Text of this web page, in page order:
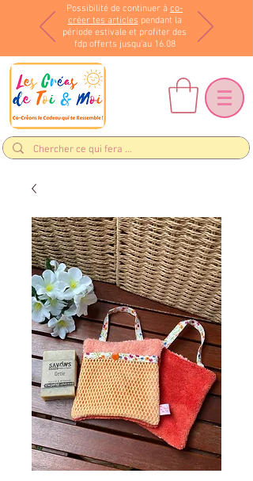
Possibilité de continuer à co-
créer tes articles pendant la
période estivale et profiter des
fdp offerts jusqu'au 16.08